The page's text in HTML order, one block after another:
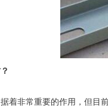
着非常重要的作用，但目